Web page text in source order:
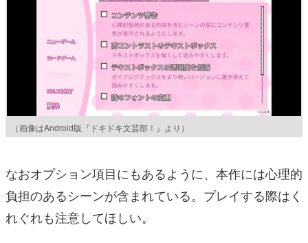
（画像はAndroid版『ドキドキ文芸部！』より）
なおオプション項目にもあるように、本作には心理的
負担のあるシーンが含まれている。プレイする際はく
れぐれも注意してほしい。